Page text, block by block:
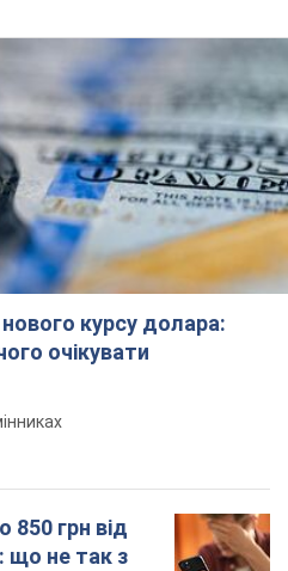
курсу долара:
очікувати
850 грн від
що не так з